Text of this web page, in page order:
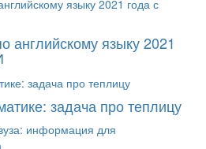
английскому языку 2021
задача про теплицу